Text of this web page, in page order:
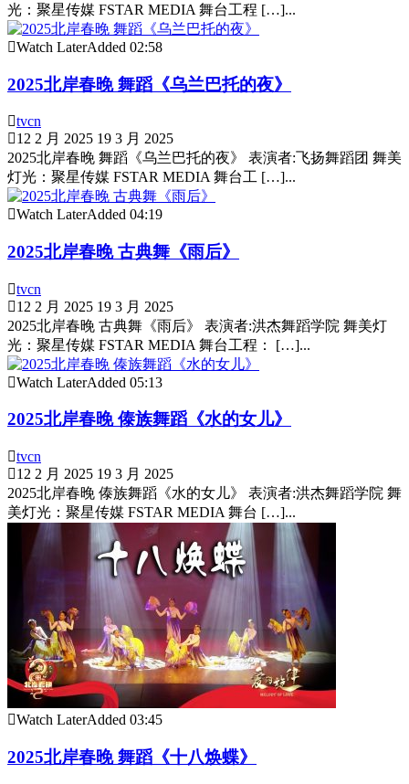
光：聚星传媒 FSTAR MEDIA 舞台工程 […]...
Watch LaterAdded 02:58
2025北岸春晚 舞蹈《乌兰巴托的夜》
tvcn
12 2 月 2025 19 3 月 2025
2025北岸春晚 舞蹈《乌兰巴托的夜》 表演者:飞扬舞蹈团 舞美
灯光：聚星传媒 FSTAR MEDIA 舞台工 […]...
Watch LaterAdded 04:19
2025北岸春晚 古典舞《雨后》
tvcn
12 2 月 2025 19 3 月 2025
2025北岸春晚 古典舞《雨后》 表演者:洪杰舞蹈学院 舞美灯
光：聚星传媒 FSTAR MEDIA 舞台工程： […]...
Watch LaterAdded 05:13
2025北岸春晚 傣族舞蹈《水的女儿》
tvcn
12 2 月 2025 19 3 月 2025
2025北岸春晚 傣族舞蹈《水的女儿》 表演者:洪杰舞蹈学院 舞
美灯光：聚星传媒 FSTAR MEDIA 舞台 […]...
Watch LaterAdded 03:45
2025北岸春晚 舞蹈《十八焕蝶》